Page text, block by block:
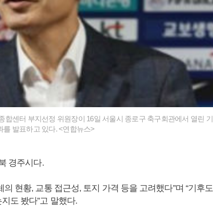
센터 부지선정 위원장이 16일 서울시 종로구 축구회관에서 열린 기
발표하고 있다. <연합뉴스>
경주시다.
현황, 교통 접근성, 토지 가격 등을 고려했다”며 “기후도
도 봤다”고 말했다.